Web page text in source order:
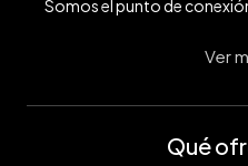
Somos el punto de
Ver
Qué